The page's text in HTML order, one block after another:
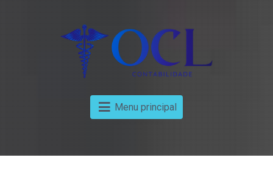
Menu principal